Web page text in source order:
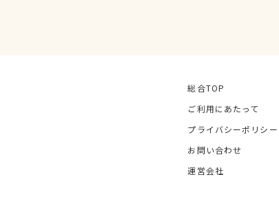
総合TOP
ご利用にあたって
プライバシーポリシー
お問い合わせ
運営会社